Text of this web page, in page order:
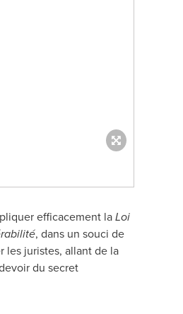
efficacement laLoi
, dans un souci de
les juristes, allant de la
du secret